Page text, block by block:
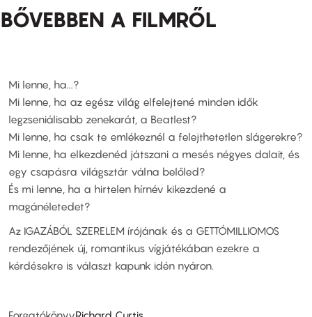
BŐVEBBEN A FILMRŐL
Mi lenne, ha...?
Mi lenne, ha az egész világ elfelejtené minden idők
legzseniálisabb zenekarát, a Beatlest?
Mi lenne, ha csak te emlékeznél a felejthetetlen slágerekre?
Mi lenne, ha elkezdenéd játszani a mesés négyes dalait, és
egy csapásra világsztár válna belőled?
És mi lenne, ha a hirtelen hírnév kikezdené a
magánéletedet?
Az IGAZÁBÓL SZERELEM írójának és a GETTÓMILLIOMOS
rendezőjének új, romantikus vígjátékában ezekre a
kérdésekre is választ kapunk idén nyáron.